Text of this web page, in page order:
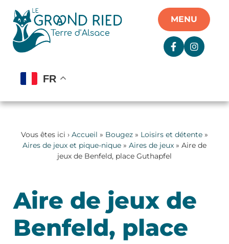
MENU
FR
Vous êtes ici › Accueil » Bougez » Loisirs et détente »
Aires de jeux et pique-nique » Aires de jeux » Aire de
jeux de Benfeld, place Guthapfel
Aire de jeux de
Benfeld, place
Panneau de gestion des cookies